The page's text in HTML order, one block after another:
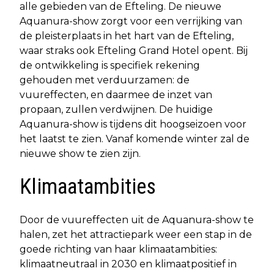
alle gebieden van de Efteling. De nieuwe
Aquanura-show zorgt voor een verrijking van
de pleisterplaats in het hart van de Efteling,
waar straks ook Efteling Grand Hotel opent. Bij
de ontwikkeling is specifiek rekening
gehouden met verduurzamen: de
vuureffecten, en daarmee de inzet van
propaan, zullen verdwijnen. De huidige
Aquanura-show is tijdens dit hoogseizoen voor
het laatst te zien. Vanaf komende winter zal de
nieuwe show te zien zijn.
Klimaatambities
Door de vuureffecten uit de Aquanura-show te
halen, zet het attractiepark weer een stap in de
goede richting van haar klimaatambities:
klimaatneutraal in 2030 en klimaatpositief in